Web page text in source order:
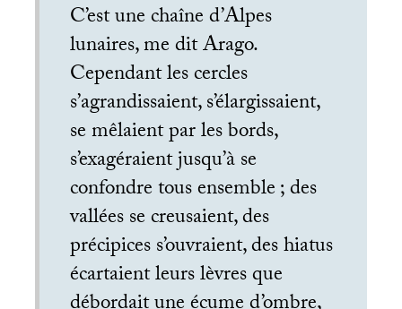
C’est une chaîne d’Alpes
lunaires, me dit Arago.
Cependant les cercles
s’agrandissaient, s’élargissaient,
se mêlaient par les bords,
s’exagéraient jusqu’à se
confondre tous ensemble; des
vallées se creusaient, des
précipices s’ouvraient, des hiatus
écartaient leurs lèvres que